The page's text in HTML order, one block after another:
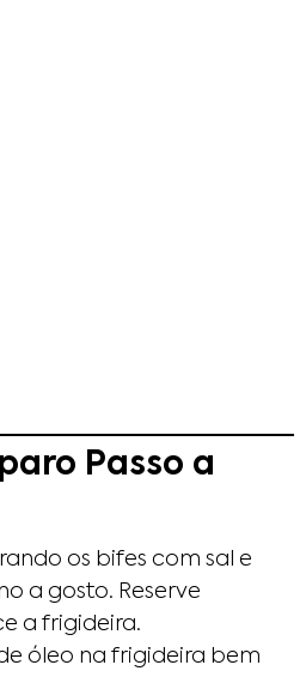
Passo a
os bifes com sal e
a gosto. Reserve
a frigideira.
óleo na frigideira bem